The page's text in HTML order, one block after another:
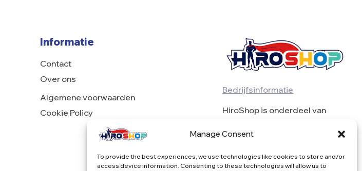
Manage Consent
To provide the best experiences, we use technologies like cookies to store and/or
access device information. Consenting to these technologies will allow us to
Informatie
Contact
Over ons
Algemene voorwaarden
Cookie Policy
Bedrijfsinformatie
HiroShop is onderdeel van